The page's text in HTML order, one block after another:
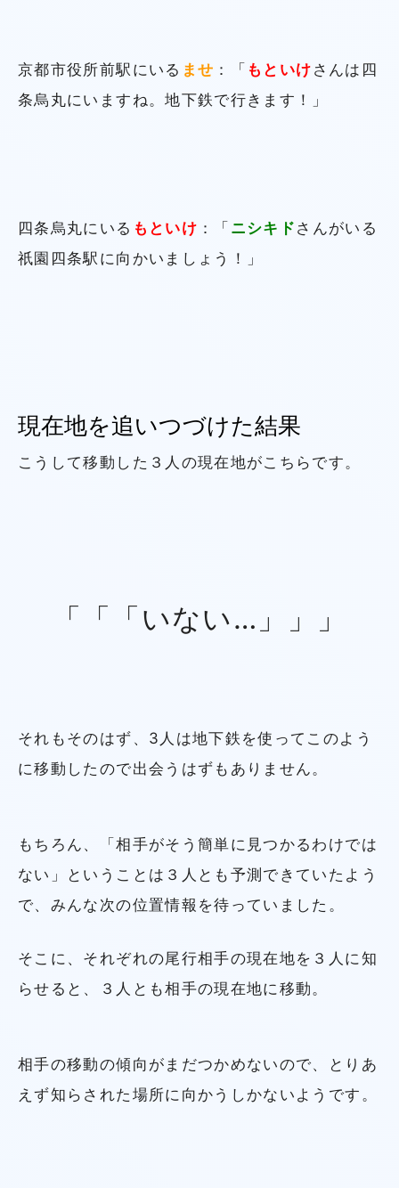
京都市役所前駅にいる ませ ：「 もといけ さんは四
条烏丸にいますね。地下鉄で行きます！」
四条烏丸にいる もといけ ：「 ニシキド さんがいる
祇園四条駅に向かいましょう！」
現在地を追いつづけた結果
こうして移動した３人の現在地がこちらです。
「「「いない…」」」
それもそのはず、3人は地下鉄を使ってこのよう
に移動したので出会うはずもありません。
もちろん、「相手がそう簡単に見つかるわけでは
ない」ということは３人とも予測できていたよう
で、みんな次の位置情報を待っていました。
そこに、それぞれの尾行相手の現在地を３人に知
らせると、３人とも相手の現在地に移動。
相手の移動の傾向がまだつかめないので、とりあ
えず知らされた場所に向かうしかないようです。